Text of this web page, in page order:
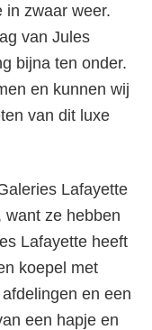
in zwaar weer.
van Jules
bijna ten onder.
en kunnen wij
van dit luxe
Lafayette
want ze hebben
Lafayette heeft
koepel met
en een
een hapje en